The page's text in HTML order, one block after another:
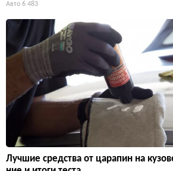
Авто 6 483
Лучшие средства от царапин на